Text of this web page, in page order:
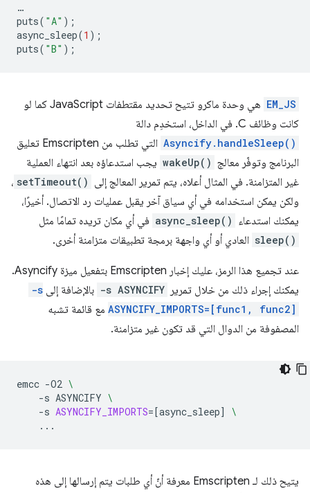
…
puts( "A" );
async_sleep(1 );
puts( "B" );
EM_JS
هي وحدة ماكرو تتيح تحديد مقتطفات JavaScript كما لو
كانت وظائف C. في الداخل، استخدِم دالة
Asyncify.handleSleep()
التي تطلب من Emscripten تعليق
البرنامج وتوفّر معالج wakeUp() يجب استدعاؤه بعد انتهاء العملية
غير المتزامنة. في المثال أعلاه، يتم تمرير المعالج إلى setTimeout() ،
ولكن يمكن استخدامه في أي سياق آخر يقبل عمليات رد الاتصال. أخيرًا،
يمكنك استدعاء async_sleep() في أي مكان تريده تمامًا مثل
sleep() العادي أو أي واجهة برمجة تطبيقات متزامنة أخرى.
عند تجميع هذا الرمز، عليك إخبار Emscripten بتفعيل ميزة Asyncify.
يمكنك إجراء ذلك من خلال تمرير -s ASYNCIFY بالإضافة إلى -s
ASYNCIFY_IMPORTS=[func1, func2] مع قائمة تشبه
المصفوفة من الدوال التي قد تكون غير متزامنة.
emcc -O2 \
-s ASYNCIFY \
-s ASYNCIFY_IMPORTS=[async_sleep]
\
يتيح ذلك لـ Emscripten معرفة أنّ أي طلبات يتم إرسالها إلى هذه